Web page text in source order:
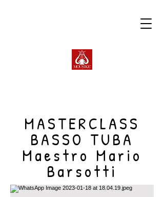
MASTERCLASS
BASSO TUBA
Maestro Mario
Barsotti